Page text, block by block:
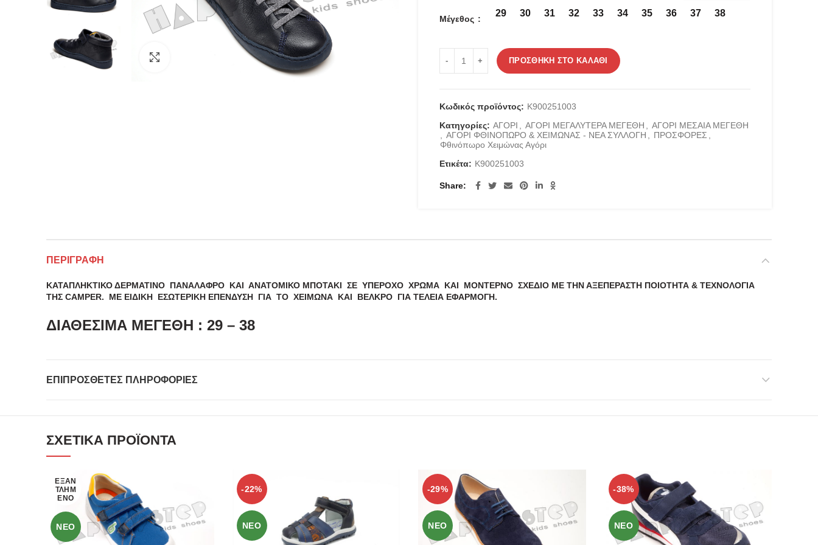
was:
τιμή
Μέγεθος
29 30 31 32 33 34 35 36 37 38
CAMPER K900251003 ποσότητα
ΠΡΟΣΘΉΚΗ ΣΤΟ ΚΑΛΆΘΙ
Κωδικός προϊόντος: K900251003
Κατηγορίες: ΑΓΟΡΙ ΑΓΟΡΙ ΜΕΓΑΛΥΤΕΡΑ ΜΕΓΕΘΗ
ΑΓΟΡΙ ΜΕΣΑΙΑ ΜΕΓΕΘΗ
ΑΓΟΡΙ ΦΘΙΝΟΠΩΡΟ & ΧΕΙΜΩΝΑΣ - ΝΕΑ ΣΥΛΛΟΓΗ ΠΡΟΣΦΟΡΕΣ
Φθινόπωρο Χειμώνας Αγόρι
Ετικέτα: K900251003
Share
ΠΕΡΙΓΡΑΦΉ
ΚΑΤΑΠΛΗΚΤΙΚΟ ΔΕΡΜΑΤΙΝΟ ΠΑΝΑΛΑΦΡΟ ΚΑΙ ΑΝΑΤΟΜΙΚΟ ΜΠΟΤΑΚΙ ΣΕ ΥΠΕΡΟΧΟ ΧΡΩΜΑ ΚΑΙ ΜΟΝΤΕΡΝΟ ΣΧΕΔΙΟ ΜΕ ΤΗΝ ΑΞΕΠΕΡΑΣΤΗ ΠΟΙΟΤΗΤΑ & ΤΕΧΝΟΛΟΓΙΑ
ΤΗΣ CAMPER. ΜΕ ΕΙΔΙΚΗ ΕΣΩΤΕΡΙΚΗ ΕΠΕΝΔΥΣΗ ΓΙΑ ΤΟ ΧΕΙΜΩΝΑ ΚΑΙ ΒΕΛΚΡΟ ΓΙΑ ΤΕΛΕΙΑ ΕΦΑΡΜΟΓΗ.
ΔΙΑΘΕΣΙΜΑ ΜΕΓΕΘΗ : 29 – 38
ΕΠΙΠΡΌΣΘΕΤΕΣ ΠΛΗΡΟΦΟΡΊΕΣ
ΣΧΕΤΙΚΆ ΠΡΟΪΌΝΤΑ
ΕΞΑΝ
ΤΛΗΜ
ΈΝΟ
ΝΕΟ
-22%
ΝΕΟ
-29%
ΝΕΟ
-38%
ΝΕΟ